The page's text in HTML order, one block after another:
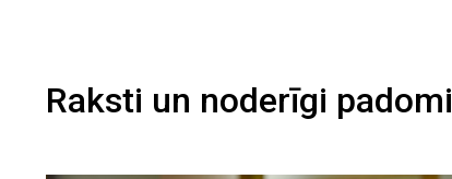
Raksti un noderīgi padomi